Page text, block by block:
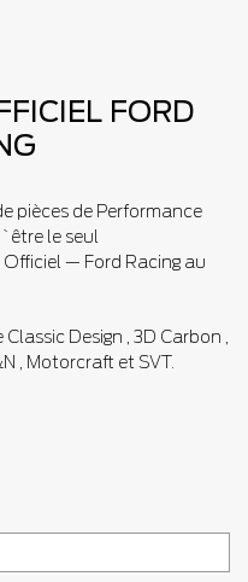
FORD
pièces de Performance
le seul
— Ford Racing au
Design , 3D Carbon ,
, Motorcraft et SVT.